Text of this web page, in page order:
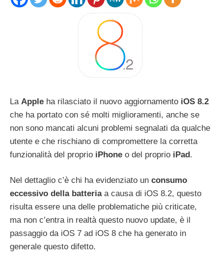
La Apple ha rilasciato il nuovo aggiornamento iOS 8.2
che ha portato con sé molti miglioramenti, anche se
non sono mancati alcuni problemi segnalati da qualche
utente e che rischiano di compromettere la corretta
funzionalità del proprio iPhone o del proprio iPad.
Nel dettaglio c’è chi ha evidenziato un consumo
eccessivo della batteriaa causa di iOS 8.2, questo
risulta essere una delle problematiche più criticate,
ma non c’entra in realtà questo nuovo update, è il
passaggio da iOS 7 ad iOS 8 che ha generato in
generale questo difetto.